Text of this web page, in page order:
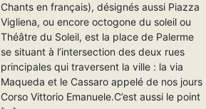
Chants en français), désignés aussi Piazza
Vigliena, ou encore octogone du soleil ou
Théâtre du Soleil, est la place de Palerme
se situant à l’intersection des deux rues
principales qui traversent la ville : la via
Maqueda et le Cassaro appelé de nos jours
Corso Vittorio Emanuele.C’est aussi le point